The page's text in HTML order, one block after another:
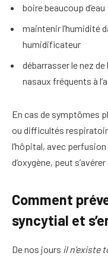
boire beaucoup d’eau
maintenir l’humidité
humidificateur
débarrasser le nez de
nasaux fréquents à
En cas de symptômes
ou difficultés
l’hôpital, avec
d’oxygène, peut
Comment
syncytial et
De nos jours il n’existe